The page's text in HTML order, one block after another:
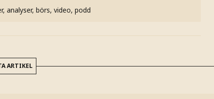
analyser, börs, video, podd
ARTIKEL